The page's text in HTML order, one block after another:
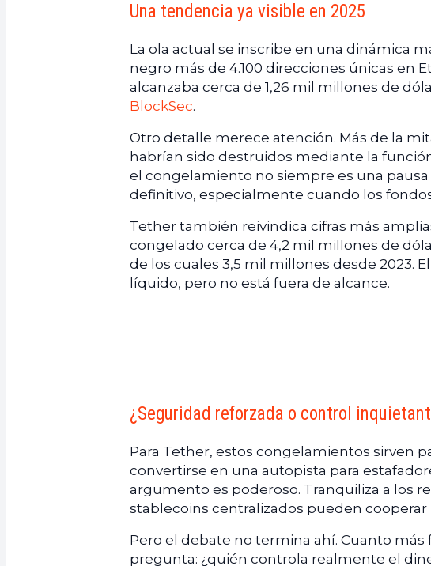
Una tendencia ya visible en 2025
La ola actual se inscribe en una dinámica
negro más de 4.100 direcciones únicas en
alcanzaba cerca de 1,26 mil millones de
BlockSec.
Otro detalle merece atención. Más de la
habrían sido destruidos mediante la
el congelamiento no siempre es una
definitivo, especialmente cuando los
Tether también reivindica cifras más
congelado cerca de 4,2 mil millones de
de los cuales 3,5 mil millones desde 2023.
líquido, pero no está fuera de alcance.
¿Seguridad reforzada o control
Para Tether, estos congelamientos sirven
convertirse en una autopista para
argumento es poderoso. Tranquiliza a los
stablecoins centralizados pueden cooperar
Pero el debate no termina ahí. Cuanto
pregunta: ¿quién controla realmente el